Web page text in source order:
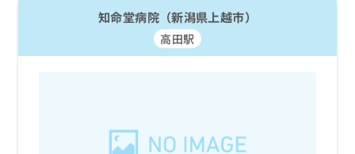
知命堂病院（新潟県上越市）
高田駅